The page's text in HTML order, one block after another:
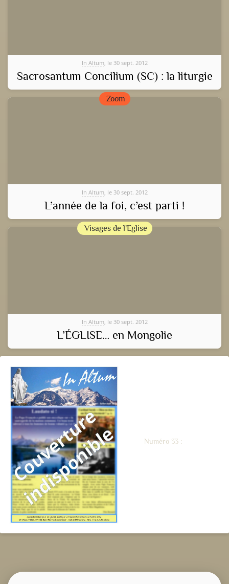
In Altum, le 30 sept. 2012
Sacrosantum Concilium (SC) : la liturgie
Zoom
In Altum, le 30 sept. 2012
L’année de la foi, c’est parti !
Visages de l'Eglise
In Altum, le 30 sept. 2012
L’ÉGLISE… en Mongolie
Numéro 33 :